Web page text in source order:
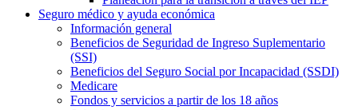
Seguro médico y ayuda económica
Información general
Beneficios de Seguridad de Ingreso Suplementario
(SSI)
Beneficios del Seguro Social por Incapacidad (SSDI)
Medicare
Fondos y servicios a partir de los 18 años